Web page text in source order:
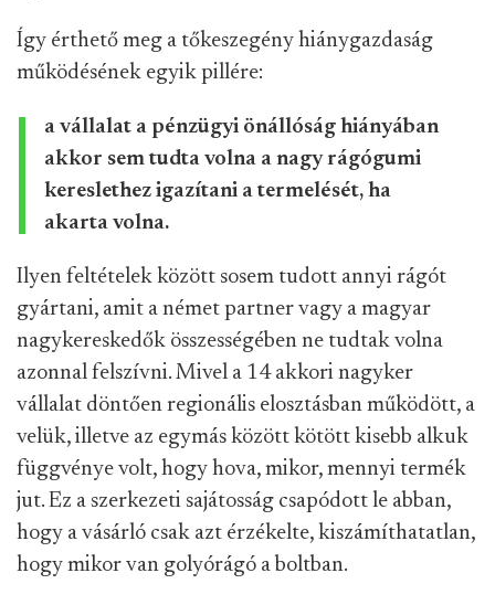
Így érthető meg a tőkeszegény hiánygazdaság
működésének egyik pillére:
a vállalat a pénzügyi önállóság hiányában
akkor sem tudta volna a nagy rágógumi
kereslethez igazítani a termelését, ha
akarta volna.
Ilyen feltételek között sosem tudott annyi rágót
gyártani, amit a német partner vagy a magyar
nagykereskedők összességében ne tudtak volna
azonnal felszívni. Mivel a 14 akkori nagyker
vállalat döntően regionális elosztásban működött, a
velük, illetve az egymás között kötött kisebb alkuk
függvénye volt, hogy hova, mikor, mennyi termék
jut. Ez a szerkezeti sajátosság csapódott le abban,
hogy a vásárló csak azt érzékelte, kiszámíthatatlan,
hogy mikor van golyórágó a boltban.